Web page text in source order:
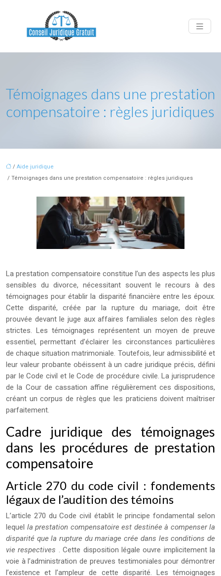
Témoignages dans une prestation
compensatoire : règles juridiques
/ Aide juridique
/ Témoignages dans une prestation compensatoire : règles juridiques
La prestation compensatoire constitue l’un des aspects les plus
sensibles du divorce, nécessitant souvent le recours à des
témoignages pour établir la disparité financière entre les époux.
Cette disparité, créée par la rupture du mariage, doit être
prouvée devant le juge aux affaires familiales selon des règles
strictes. Les témoignages représentent un moyen de preuve
essentiel, permettant d’éclairer les circonstances particulières
de chaque situation matrimoniale. Toutefois, leur admissibilité et
leur valeur probante obéissent à un cadre juridique précis, défini
par le Code civil et le Code de procédure civile. La jurisprudence
de la Cour de cassation affine régulièrement ces dispositions,
créant un corpus de règles que les praticiens doivent maîtriser
parfaitement.
Cadre juridique des témoignages
dans les procédures de prestation
compensatoire
Article 270 du code civil : fondements
légaux de l’audition des témoins
L’article 270 du Code civil établit le principe fondamental selon
lequel la prestation compensatoire est destinée à compenser la
disparité que la rupture du mariage crée dans les conditions de
vie respectives . Cette disposition légale ouvre implicitement la
voie à l’administration de preuves testimoniales pour démontrer
l’existence et l’ampleur de cette disparité. Les témoignages